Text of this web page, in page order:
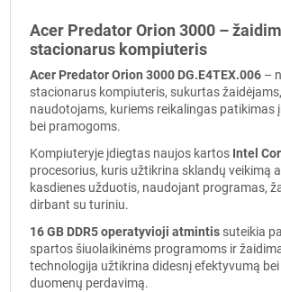
Acer Predator Orion 3000 –
stacionarus kompiuteris
Acer Predator Orion 3000 DG.E4TEX.006–
stacionarus kompiuteris, sukurtas
naudotojams, kuriems reikalingas patikimas
bei pramogoms.
Kompiuteryje įdiegtas naujos kartos Intel
procesorius, kuris užtikrina sklandų veikimą
kasdienes užduotis, naudojant programas,
dirbant su turiniu.
16 GB DDR5 operatyvioji atmintissuteikia
spartos šiuolaikinėms programoms ir
technologija užtikrina didesnį efektyvumą
duomenų perdavimą.